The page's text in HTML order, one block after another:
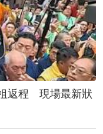
返程 現場最新狀